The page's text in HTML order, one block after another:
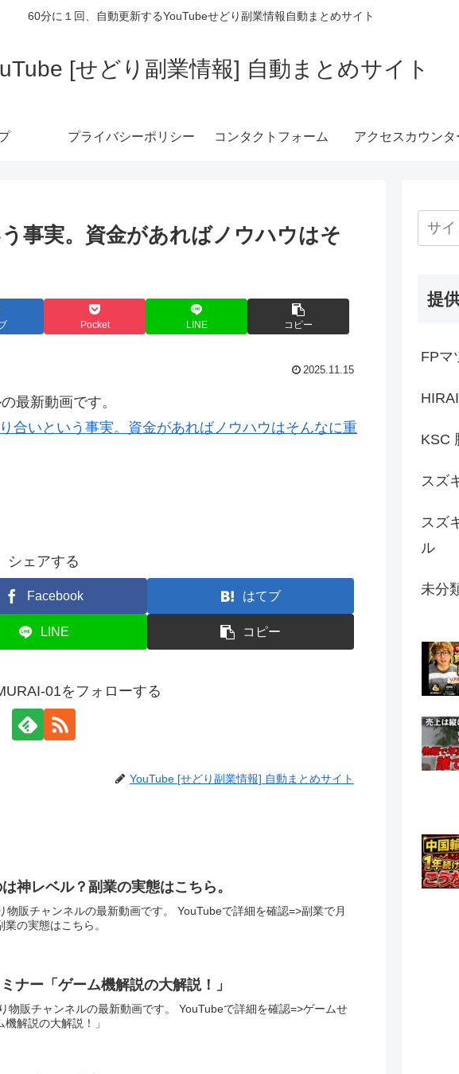
60分に１回、自動更新するYouTubeせどり副業情報自動まとめサイト
[せどり副業情報] 自動まとめサイト
プライバシーポリシー コンタクトフォーム アクセスカウンタ
事実。資金があればノウハウはそ
Pocket LINE コピー
2025.11.15
最新動画です。
合いという事実。資金があればノウハウはそんなに重
シェアする
Facebook はてブ
LINE コピー
01をフォローする
YouTube [せどり副業情報] 自動まとめサイト
神レベル？副業の実態はこちら。
物販チャンネルの最新動画です。 YouTubeで詳細を確認=>副業で月
の実態はこちら。
ナー「ゲーム機解説の大解説！」
物販チャンネルの最新動画です。 YouTubeで詳細を確認=>ゲームせ
解説の大解説！」
提
FPマ
KSC
スズ
スズ
ル
未分